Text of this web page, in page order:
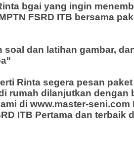
bgai yang ingin
FSRD ITB bersama
soal dan latihan gambar,
Rinta segera pesan
rumah dilanjutkan dengan
di www.master-seni.com
ITB Pertama dan terbaik